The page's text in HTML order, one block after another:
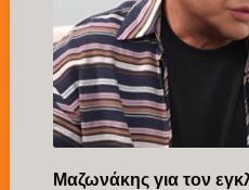
Μαζωνάκης για τον